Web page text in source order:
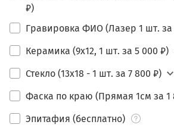
₽)
Гравировка ФИО (Лазер 1 шт. за
Керамика (9х12, 1 шт. за 5 000 ₽)
Стекло (13х18 - 1 шт. за 7 800 ₽)
Фаска по краю (Прямая 1см за 1
Эпитафия (бесплатно)